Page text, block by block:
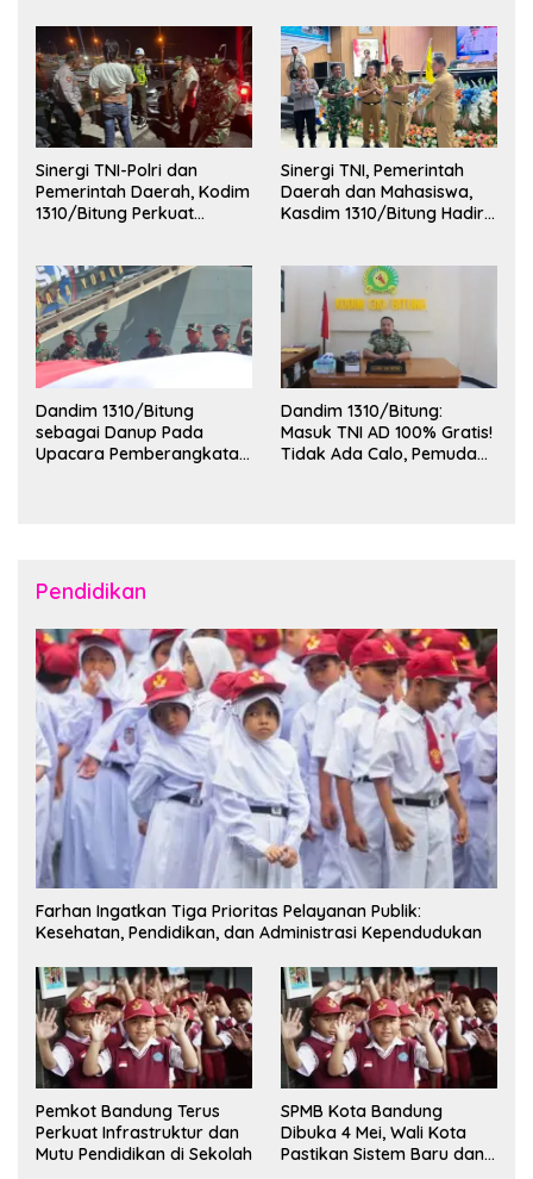
Sinergi TNI-Polri dan
Pemerintah Daerah, Kodim
1310/Bitung Perkuat
Sinergi TNI, Pemerintah
Daerah dan Mahasiswa,
Kasdim 1310/Bitung Hadiri
Kota Bitung
Dandim 1310/Bitung
sebagai Danup Pada
Upacara Pemberangkatan
Dandim 1310/Bitung:
Masuk TNI AD 100% Gratis!
Tidak Ada Calo, Pemuda
Pendidikan
Farhan Ingatkan Tiga Prioritas Pelayanan Publik:
Kesehatan, Pendidikan, dan Administrasi Kependudukan
Pemkot Bandung Terus
Perkuat Infrastruktur dan
Mutu Pendidikan di Sekolah
SPMB Kota Bandung
Dibuka 4 Mei, Wali Kota
Pastikan Sistem Baru dan